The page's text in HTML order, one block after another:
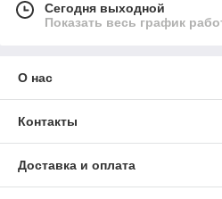
Сегодня выходной
Показать весь график
О нас
Контакты
Доставка и оплата